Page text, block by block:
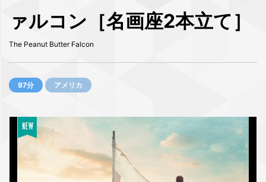
ァルコン［名画座2本立て］
The Peanut Butter Falcon
97分 アメリカ